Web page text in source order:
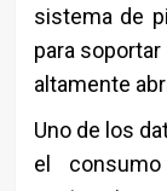
sistema de
para
altamente
Uno de los
el consumo